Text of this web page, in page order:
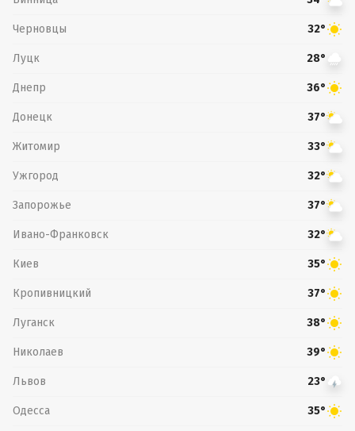
Черновцы 32°
Луцк 28°
Днепр 36°
Донецк 37°
Житомир 33°
Ужгород 32°
Запорожье 37°
Ивано-Франковск 32°
Киев 35°
Кропивницкий 37°
Луганск 38°
Николаев 39°
Львов 23°
Одесса 35°